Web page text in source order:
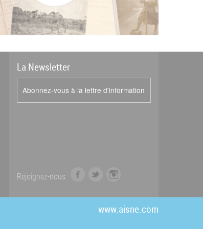
La Newsletter
Abonnez-vous à la lettre d'information
Rejoignez-nous
t
www.aisne.com